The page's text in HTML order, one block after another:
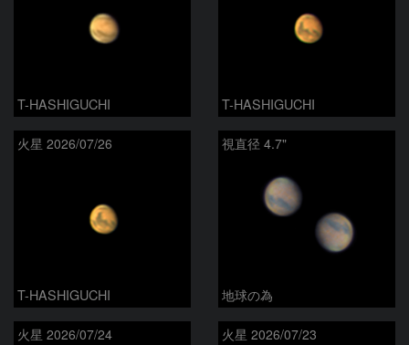
T-HASHIGUCHI T-HASHIGUCHI
火星 2026/07/26
T-HASHIGUCHI
視直径 4.7"
地球の為
火星 2026/07/24 火星 2026/07/23